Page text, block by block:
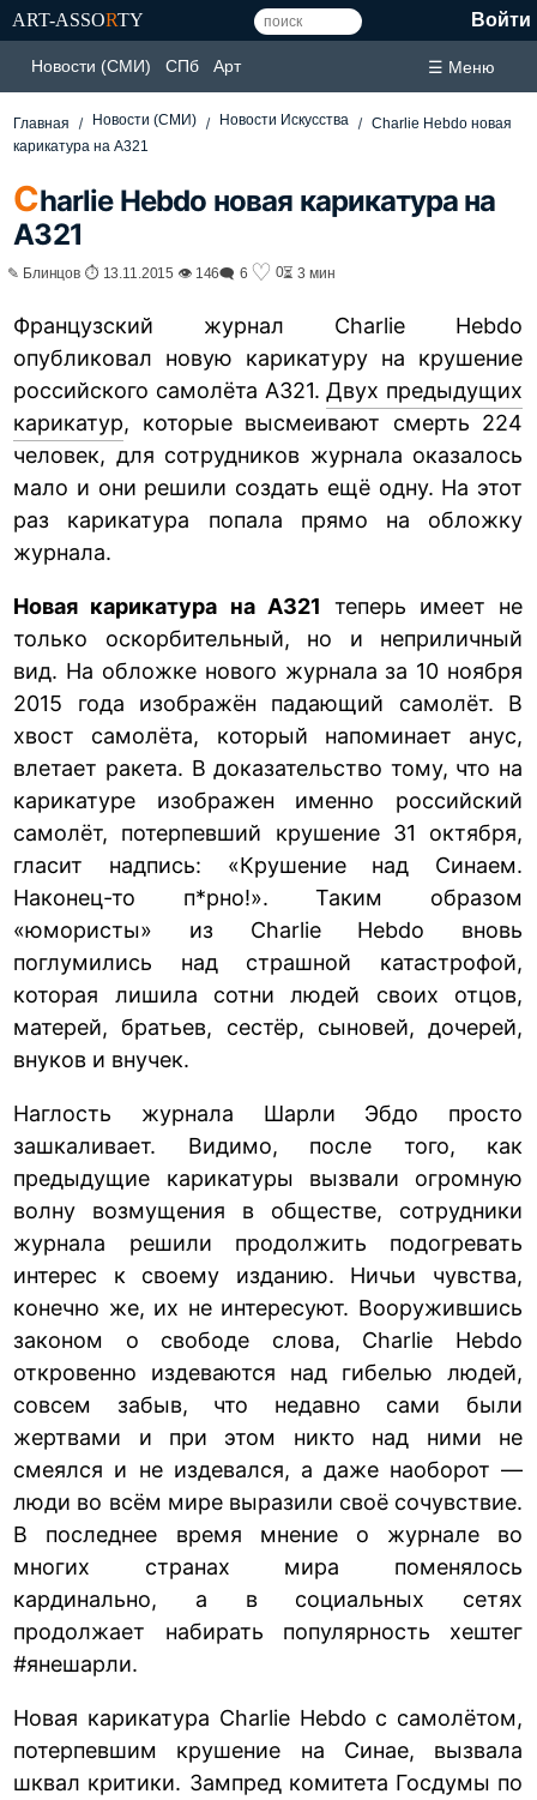
ART-ASSORTY Войти
Новости (СМИ) СПб Арт ☰ Меню
Главная Новости (СМИ) Новости Искусства
Charlie Hebdo новая
карикатура на А321
Charlie Hebdo новая карикатура на
А321
✎ Блинцов ⏱ 13.11.2015 👁 146🗨 6 ♡ 0⏳ 3 мин
Французский журнал Charlie Hebdo
опубликовал новую карикатуру на крушение
российского самолёта А321.Двух предыдущих
карикатур, которые высмеивают смерть 224
человек, для сотрудников журнала оказалось
мало и они решили создать ещё одну. На этот
раз карикатура попала прямо на обложку
журнала.
Новая карикатура на А321 теперь имеет не
только оскорбительный, но и неприличный
вид. На обложке нового журнала за 10 ноября
2015 года изображён падающий самолёт. В
хвост самолёта, который напоминает анус,
влетает ракета. В доказательство тому, что на
карикатуре изображен именно российский
самолёт, потерпевший крушение 31 октября,
гласит надпись: «Крушение над Синаем.
Наконец-то п*рно!». Таким образом
«юмористы» из Charlie Hebdo вновь
поглумились над страшной катастрофой,
которая лишила сотни людей своих отцов,
матерей, братьев, сестёр, сыновей, дочерей,
внуков и внучек.
Наглость журнала Шарли Эбдо просто
зашкаливает. Видимо, после того, как
предыдущие карикатуры вызвали огромную
волну возмущения в обществе, сотрудники
журнала решили продолжить подогревать
интерес к своему изданию. Ничьи чувства,
конечно же, их не интересуют. Вооружившись
законом о свободе слова, Charlie Hebdo
откровенно издеваются над гибелью людей,
совсем забыв, что недавно сами были
жертвами и при этом никто над ними не
смеялся и не издевался, а даже наоборот —
люди во всём мире выразили своё сочувствие.
В последнее время мнение о журнале во
многих странах мира поменялось
кардинально, а в социальных сетях
продолжает набирать популярность хештег
#янешарли.
Новая карикатура Charlie Hebdo с самолётом,
потерпевшим крушение на Синае, вызвала
шквал критики. Зампред комитета Госдумы по